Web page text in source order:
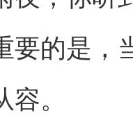
要的是，
。